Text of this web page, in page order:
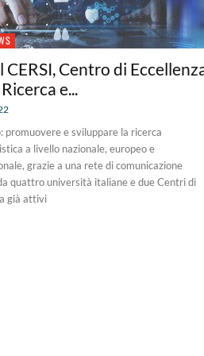
CERSI, Centro di
e...
promuovere e sviluppare la ricerca
a livello nazionale, europeo e
grazie a una rete di comunicazione
quattro università italiane e due Centri di
già attivi